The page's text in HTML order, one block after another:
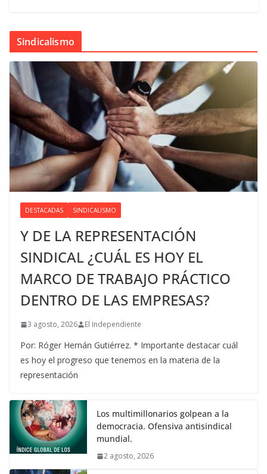
Sindicalismo
DESTACADAS SINDICALISMO
Y DE LA REPRESENTACIÓN
SINDICAL ¿CUÁL ES HOY EL
MARCO DE TRABAJO PRÁCTICO
DENTRO DE LAS EMPRESAS?
3 agosto, 2026 El Independiente
Por: Róger Hernán Gutiérrez. * Importante destacar cuál
es hoy el progreso que tenemos en la materia de la
representación
Los multimillonarios golpean a la
democracia. Ofensiva antisindical
mundial.
2 agosto, 2026